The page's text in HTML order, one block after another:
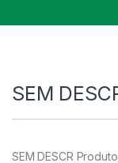
SEM
SEM DESCR